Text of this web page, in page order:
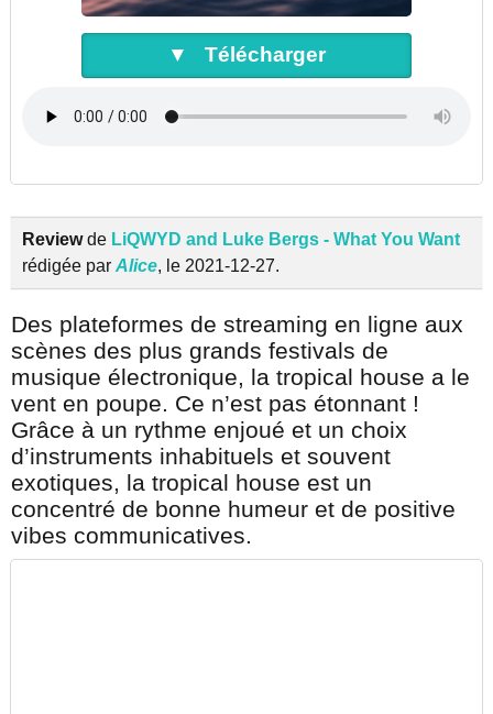
▼ Télécharger
Reviewde LiQWYD and Luke Bergs - What You Want
rédigée par Alice, le 2021-12-27.
Des plateformes de streaming en ligne aux
scènes des plus grands festivals de
musique électronique, la tropical house a le
vent en poupe. Ce n’est pas étonnant !
Grâce à un rythme enjoué et un choix
d’instruments inhabituels et souvent
exotiques, la tropical house est un
concentré de bonne humeur et de positive
vibes communicatives.